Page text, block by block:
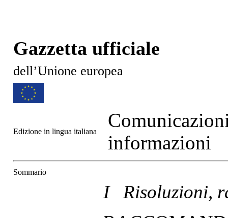
Gazzetta ufficiale
dell’Unione europea
Edizione in lingua italiana
informazioni
Sommario
I Risoluzioni,